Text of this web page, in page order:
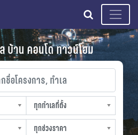
search
บ้าน คอนโด ทาวน์โฮม
รงการ, ทำเล
ทุกทำเลที่ตั้ง
slocation
ทุกช่วงราคา